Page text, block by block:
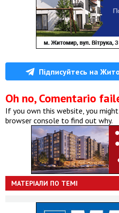
Підписуйтесь на
Oh no, Comentario
If you own this website, you
browser console to find out why.
МАТЕРІАЛИ ПО ТЕМІ